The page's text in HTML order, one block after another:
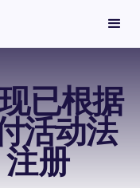
已根据
活动法
册